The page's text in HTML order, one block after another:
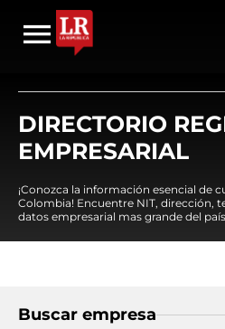
DIRECTORIO
EMPRESARIAL
¡Conozca la información esencial de
Colombia! Encuentre NIT, dirección,
datos empresarial mas grande del
Buscar empresa